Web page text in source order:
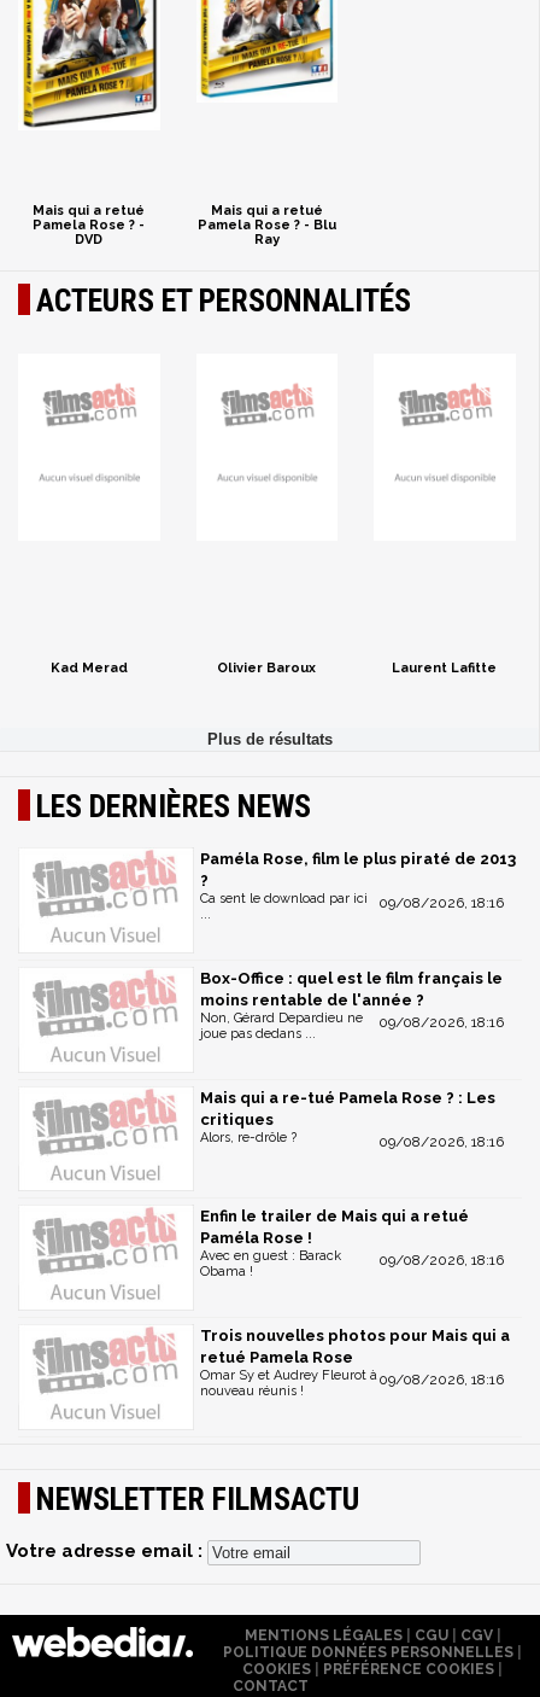
Mais qui a retué
Pamela Rose ? -
DVD
Mais qui a retué
Pamela Rose ? - Blu
Ray
ACTEURS ET PERSONNALITÉS
Kad Merad Olivier Baroux Laurent Lafitte
LES DERNIÈRES NEWS
Paméla Rose, film le plus piraté de 2013
?
09/08/2026, 18:16
Ca sent le download par ici
...
Box-Office : quel est le film français le
moins rentable de l'année ?
09/08/2026, 18:16
Non, Gérard Depardieu ne
joue pas dedans ...
Mais qui a re-tué Pamela Rose ? : Les
critiques
09/08/2026, 18:16
Alors, re-drôle ?
Enfin le trailer de Mais qui a retué
Paméla Rose !
09/08/2026, 18:16
Avec en guest : Barack
Obama !
Trois nouvelles photos pour Mais qui a
retué Pamela Rose
09/08/2026, 18:16
Omar Sy et Audrey Fleurot à
nouveau réunis !
NEWSLETTER FILMSACTU
Votre adresse email :
MENTIONS LÉGALES| CGU| CGV|
POLITIQUE DONNÉES PERSONNELLES
COOKIES
PRÉFÉRENCE COOKIES
CONTACT